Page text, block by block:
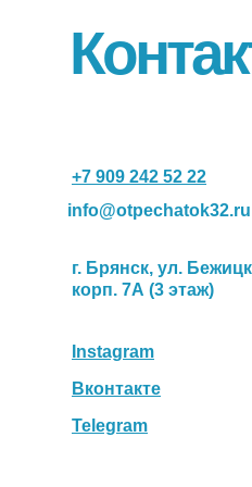
+7 909 242 52 22
г. Брянск, ул.
корп. 7А (3 этаж)
Instagram
Вконтакте
Telegram
info@otpechatok32.ru